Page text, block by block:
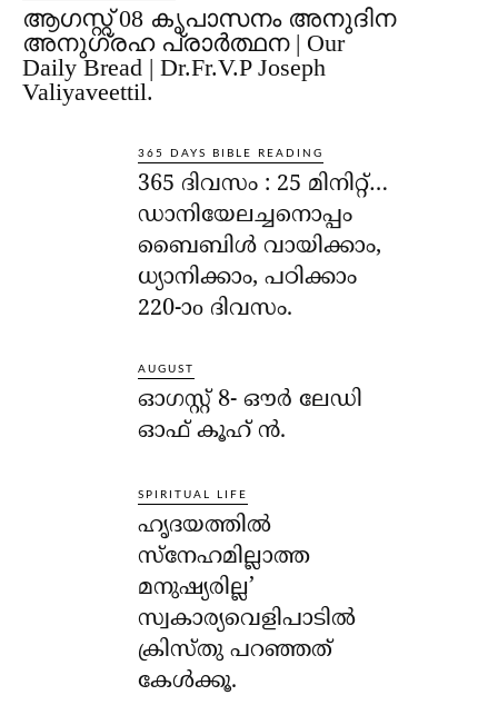
ആഗസ്റ്റ് 08 കൃപാസനം അനുദിന
അനുഗ്രഹ പ്രാർത്ഥന | Our
Daily Bread | Dr.Fr.V.P Joseph
Valiyaveettil.
365 DAYS BIBLE READING
365 ദിവസം : 25 മിനിറ്റ്…
ഡാനിയേലച്ചനൊപ്പം
ബൈബിൾ വായിക്കാം,
ധ്യാനിക്കാം, പഠിക്കാം
220-ാo ദിവസം.
AUGUST
ഓഗസ്റ്റ് 8- ഔര്‍ ലേഡി
ഓഫ് കൂഹ് ന്‍.
SPIRITUAL LIFE
ഹൃദയത്തില്‍
സ്‌നേഹമില്ലാത്ത
മനുഷ്യരില്ല’
സ്വകാര്യവെളിപാടില്‍
ക്രിസ്തു പറഞ്ഞത്
കേള്‍ക്കൂ.